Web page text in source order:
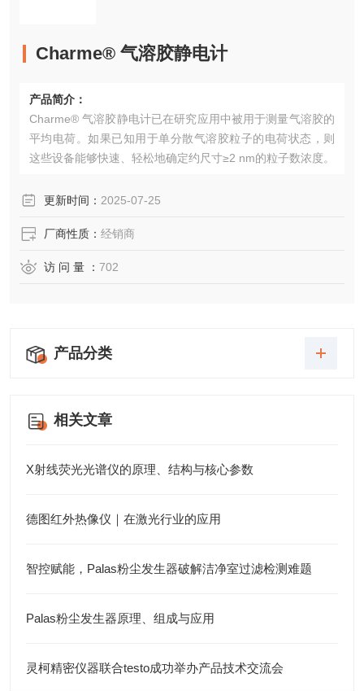
Charme® 气溶胶静电计
产品简介：
Charme® 气溶胶静电计已在研究应用中被用于测量气溶胶的
平均电荷。如果已知用于单分散气溶胶粒子的电荷状态，则
这些设备能够快速、轻松地确定约尺寸≥2 nm的粒子数浓度。
更新时间： 2025-07-25
厂商性质： 经销商
访 问 量 ： 702
产品分类
相关文章
X射线荧光光谱仪的原理、结构与核心参数
德图红外热像仪｜在激光行业的应用
智控赋能，Palas粉尘发生器破解洁净室过滤检测难题
Palas粉尘发生器原理、组成与应用
灵柯精密仪器联合testo成功举办产品技术交流会